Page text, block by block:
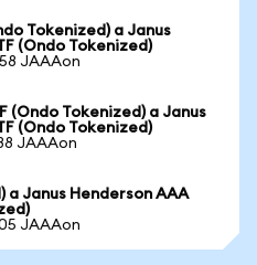
Tokenized) a Janus
(Ondo Tokenized)
JAAAon
(Ondo Tokenized) a Janus
(Ondo Tokenized)
JAAAon
a Janus Henderson AAA
JAAAon